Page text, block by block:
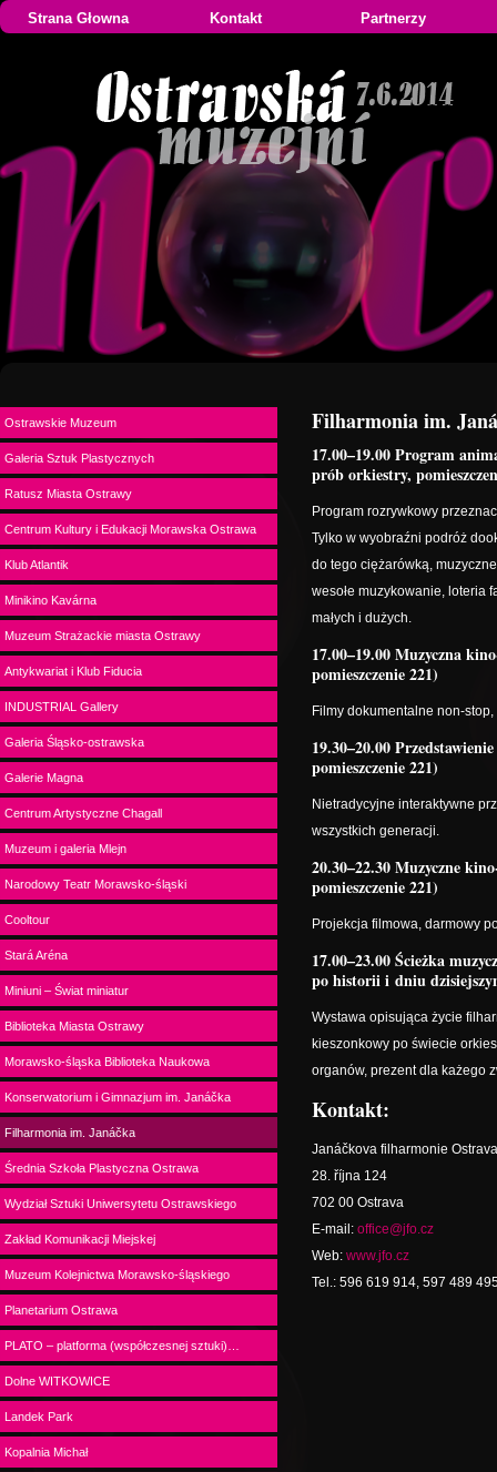
Strana Głowna Kontakt Partnerzy
Ostrawskie Muzeum
Galeria Sztuk Plastycznych
Ratusz Miasta Ostrawy
Centrum Kultury i Edukacji Morawska Ostrawa
Klub Atlantik
Minikino Kavárna
Muzeum Strażackie miasta Ostrawy
Antykwariat i Klub Fiducia
INDUSTRIAL Gallery
Galeria Śląsko-ostrawska
Galerie Magna
Centrum Artystyczne Chagall
Muzeum i galeria Mlejn
Narodowy Teatr Morawsko-śląski
Cooltour
Stará Aréna
Miniuni – Świat miniatur
Biblioteka Miasta Ostrawy
Morawsko-śląska Biblioteka Naukowa
Konserwatorium i Gimnazjum im. Janáčka
Filharmonia im. Janáčka
Średnia Szkoła Plastyczna Ostrawa
Wydział Sztuki Uniwersytetu Ostrawskiego
Zakład Komunikacji Miejskej
Muzeum Kolejnictwa Morawsko-śląskiego
Planetarium Ostrawa
PLATO – platforma (współczesnej sztuki)…
Dolne WITKOWICE
Landek Park
Kopalnia Michał
Filharmonia im.
17.00–19.00 Program
prób orkiestry,
Program rozrywkowy
Tylko w wyobraźni podróż
do tego ciężarówką,
wesołe muzykowanie, loteria
małych i dużych.
17.00–19.00 Muzyczna
pomieszczenie 221)
Filmy dokumentalne non-
19.30–20.00
pomieszczenie 221)
Nietradycyjne interaktywne
wszystkich generacji.
20.30–22.30 Muzyczne
pomieszczenie 221)
Projekcja filmowa, darmowy
17.00–23.00 Ścieżka
po historii i dniu
Wystawa opisująca życie
kieszonkowy po świecie
organów, prezent dla każego
Kontakt:
Janáčkova filharmonie Ostrava
28. října 124
702 00 Ostrava
E-mail: office@jfo.cz
Web: www.jfo.cz
Tel.: 596 619 914, 597 489